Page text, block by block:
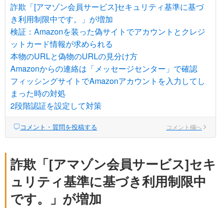
詐欺「[アマゾン会員サービス]セキュリティ基準に基づ
き利用制限中です。」が増加
検証：Amazonを装った偽サイトでアカウントとクレジ
ットカード情報が求められる
本物のURLと偽物のURLの見分け方
Amazonからの連絡は「メッセージセンター」で確認
フィッシングサイトでAmazonアカウントを入力してし
まった時の対処
2段階認証を設定して対策
コメント・質問を投稿する コメント欄へ
詐欺「[アマゾン会員サービス]セキ
ュリティ基準に基づき利用制限中
です。」が増加